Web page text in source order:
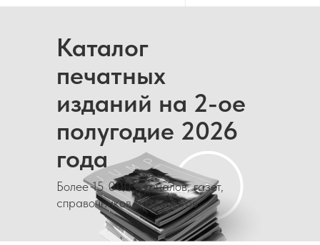
Каталог
печатных
изданий на 2-ое
полугодие 2026
года
Более 15 000 журналов, газет,
справочников и каталогов